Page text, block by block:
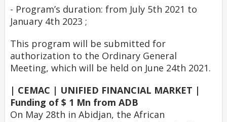
- Program’s duration: from July 5th 2021 to
January 4th 2023 ;
This program will be submitted for
authorization to the Ordinary General
Meeting, which will be held on June 24th 2021.
| CEMAC | UNIFIED FINANCIAL MARKET |
Funding of $ 1 Mn from ADB
On May 28th in Abidjan, the African